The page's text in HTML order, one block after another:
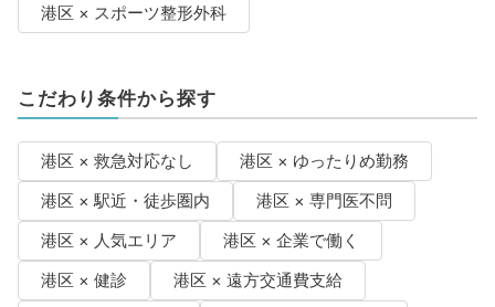
港区 × スポーツ整形外科
こだわり条件から探す
港区 × 救急対応なし
港区 × ゆったりめ勤務
港区 × 駅近・徒歩圏内
港区 × 専門医不問
港区 × 人気エリア
港区 × 企業で働く
港区 × 健診
港区 × 遠方交通費支給